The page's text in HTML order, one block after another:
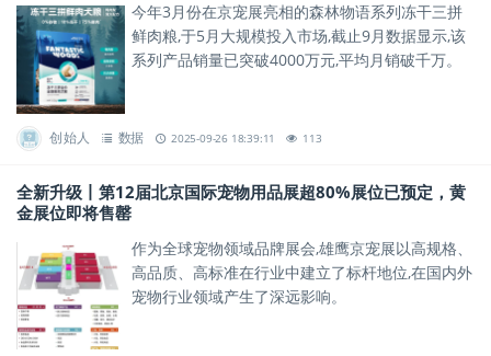
今年3月份在京宠展亮相的森林物语系列冻干三拼
鲜肉粮,于5月大规模投入市场,截止9月数据显示,该
系列产品销量已突破4000万元,平均月销破千万。
创始人 数据 2025-09-26 18:39:11 113
全新升级丨第12届北京国际宠物用品展超80%展位已预定，黄
金展位即将售罄
作为全球宠物领域品牌展会,雄鹰京宠展以高规格、
高品质、高标准在行业中建立了标杆地位,在国内外
宠物行业领域产生了深远影响。